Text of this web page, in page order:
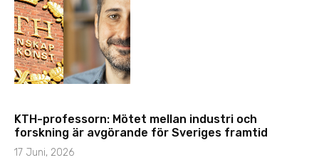
KTH-professorn: Mötet mellan industri och
forskning är avgörande för Sveriges framtid
17 Juni, 2026